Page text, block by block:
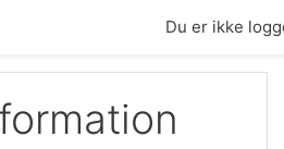
Du er ikke